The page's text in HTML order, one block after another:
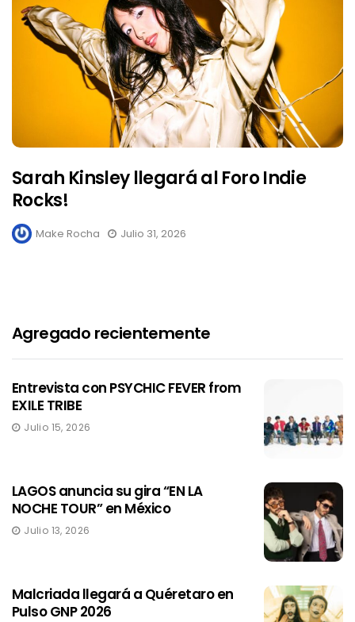
Sarah Kinsley llegará al Foro Indie
Rocks!
Make Rocha Julio 31, 2026
Agregado recientemente
Entrevista con PSYCHIC FEVER from
EXILE TRIBE
Julio 15, 2026
LAGOS anuncia su gira “EN LA
NOCHE TOUR” en México
Julio 13, 2026
Malcriada llegará a Quéretaro en
Pulso GNP 2026